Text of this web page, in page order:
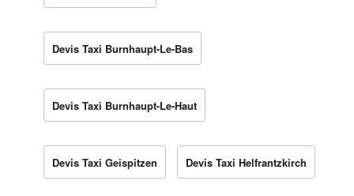
Devis Taxi Burnhaupt-Le-Bas
Devis Taxi Burnhaupt-Le-Haut
Devis Taxi Geispitzen Devis Taxi Helfrantzkirch